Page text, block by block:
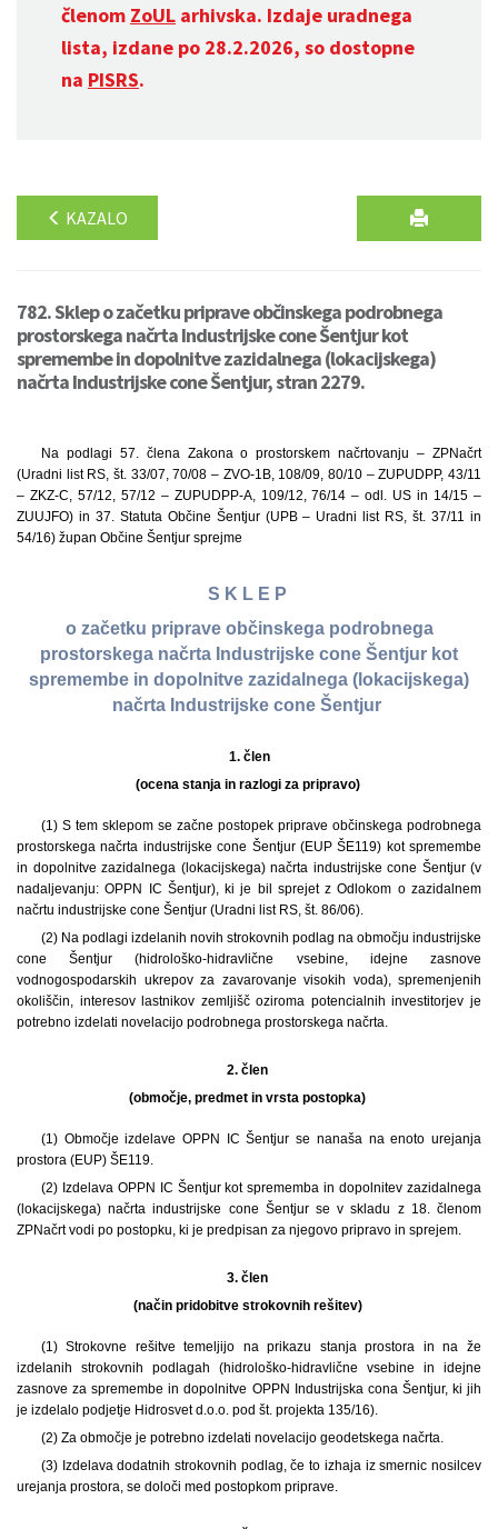
členom ZoUL arhivska. Izdaje uradnega
lista, izdane po 28.2.2026, so dostopne
na PISRS.
KAZALO
782. Sklep o začetku priprave občinskega podrobnega
prostorskega načrta Industrijske cone Šentjur kot
spremembe in dopolnitve zazidalnega (lokacijskega)
načrta Industrijske cone Šentjur, stran 2279.
Na podlagi 57. člena Zakona o prostorskem načrtovanju – ZPNačrt
(Uradni list RS, št. 33/07, 70/08 – ZVO-1B, 108/09, 80/10 – ZUPUDPP, 43/11
– ZKZ-C, 57/12, 57/12 – ZUPUDPP-A, 109/12, 76/14 – odl. US in 14/15 –
ZUUJFO) in 37. Statuta Občine Šentjur (UPB – Uradni list RS, št. 37/11 in
54/16) župan Občine Šentjur sprejme
S K L E P
o začetku priprave občinskega podrobnega
prostorskega načrta Industrijske cone Šentjur kot
spremembe in dopolnitve zazidalnega (lokacijskega)
načrta Industrijske cone Šentjur
1. člen
(ocena stanja in razlogi za pripravo)
(1) S tem sklepom se začne postopek priprave občinskega podrobnega
prostorskega načrta industrijske cone Šentjur (EUP ŠE119) kot spremembe
in dopolnitve zazidalnega (lokacijskega) načrta industrijske cone Šentjur (v
nadaljevanju: OPPN IC Šentjur), ki je bil sprejet z Odlokom o zazidalnem
načrtu industrijske cone Šentjur (Uradni list RS, št. 86/06).
(2) Na podlagi izdelanih novih strokovnih podlag na območju industrijske
cone Šentjur (hidrološko-hidravlične vsebine, idejne zasnove
vodnogospodarskih ukrepov za zavarovanje visokih voda), spremenjenih
okoliščin, interesov lastnikov zemljišč oziroma potencialnih investitorjev je
potrebno izdelati novelacijo podrobnega prostorskega načrta.
2. člen
(območje, predmet in vrsta postopka)
(1) Območje izdelave OPPN IC Šentjur se nanaša na enoto urejanja
prostora (EUP) ŠE119.
(2) Izdelava OPPN IC Šentjur kot sprememba in dopolnitev zazidalnega
(lokacijskega) načrta industrijske cone Šentjur se v skladu z 18. členom
ZPNačrt vodi po postopku, ki je predpisan za njegovo pripravo in sprejem.
3. člen
(način pridobitve strokovnih rešitev)
(1) Strokovne rešitve temeljijo na prikazu stanja prostora in na že
izdelanih strokovnih podlagah (hidrološko-hidravlične vsebine in idejne
zasnove za spremembe in dopolnitve OPPN Industrijska cona Šentjur, ki jih
je izdelalo podjetje Hidrosvet d.o.o. pod št. projekta 135/16).
(2) Za območje je potrebno izdelati novelacijo geodetskega načrta.
(3) Izdelava dodatnih strokovnih podlag, če to izhaja iz smernic nosilcev
urejanja prostora, se določi med postopkom priprave.